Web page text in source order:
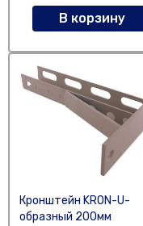
В корзину
Кронштейн KRON-U-
образный 200мм